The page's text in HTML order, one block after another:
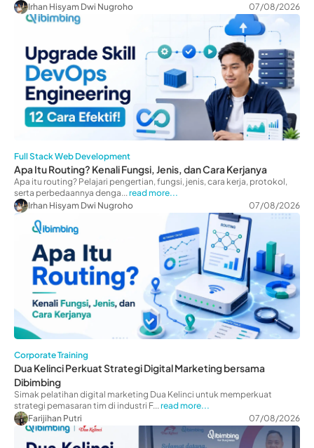
Irhan Hisyam Dwi Nugroho
07/08/2026
Full Stack Web Development
Apa Itu Routing? Kenali Fungsi, Jenis, dan Cara Kerjanya
Apa itu routing? Pelajari pengertian, fungsi, jenis, cara kerja, protokol,
serta perbedaannya denga... read more...
Irhan Hisyam Dwi Nugroho
07/08/2026
Corporate Training
Dua Kelinci Perkuat Strategi Digital Marketing bersama
Dibimbing
Simak pelatihan digital marketing Dua Kelinci untuk memperkuat
strategi pemasaran tim di industri F... read more...
Farijihan Putri
07/08/2026